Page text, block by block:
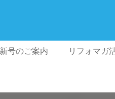
号のご案内 リフォマガ